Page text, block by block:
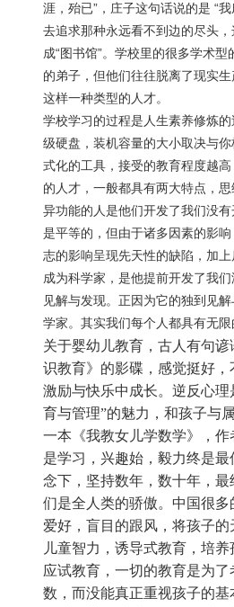
涯，殆已”，庄子这句话说的是 “
去追求那种永远看不到边的尽头
成“图书馆”。学校里的很多学术型
的弟子，但他们往往脱离了现实
这样一种类型的人才。
学校学习的过程是人生素养修炼
级硬盘，装机容量的大小取决与
式化的工具，接受的教育程度越
的人才，一般都具有两大特点，
异功能的人是他们开发了我们没
是平等的，但由于诸多因素的影
志的影响呈现先天性的缺陷，加
成为科学家，是他提前开发了我
见解与发现。正因为它的独到见
学家。其实我们每个人都具有无
关于婴幼儿教育，古人有句
识教育》的影碟，感觉挺好
激励与快乐中成长。逆反心
育与管理”的魅力，和孩子与
一本《我教女儿学数学》，
是学习，兴趣始，毅力终是
念下，坚持数年，数十年，
们是全人类的骄傲。中国很
爱好，盲目的跟风，将孩子
儿童智力，诱导式教育，培
应试教育，一切的教育是为了
数，而没能真正重视孩子的